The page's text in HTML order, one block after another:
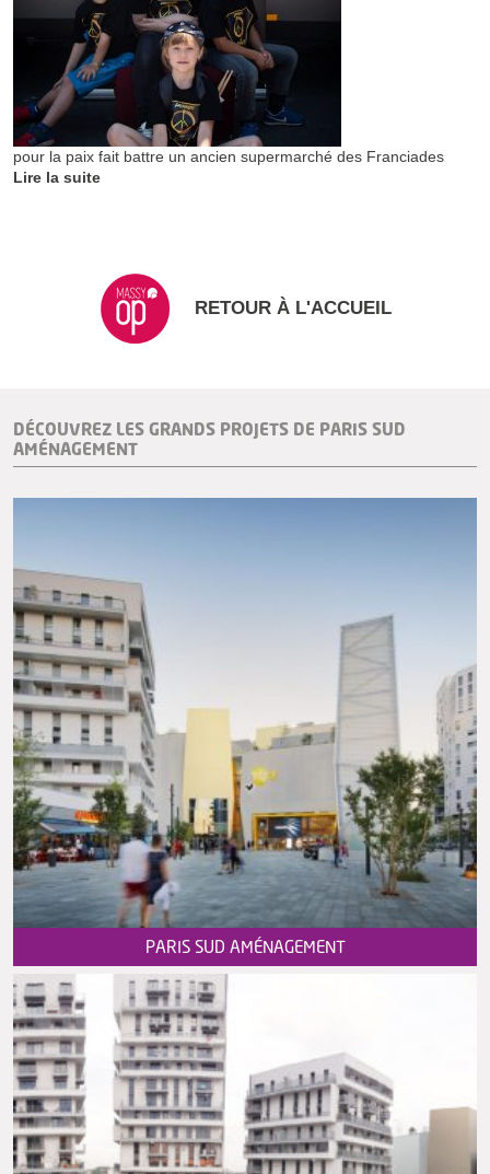
pour la paix fait battre un ancien supermarché des Franciades
Lire la suite
RETOUR À L'ACCUEIL
DÉCOUVREZ LES GRANDS PROJETS DE PARIS SUD
AMÉNAGEMENT
PARIS SUD AMÉNAGEMENT